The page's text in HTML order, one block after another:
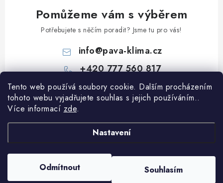
Tento web používá soubory cookie. Dalším procházením
tohoto webu vyjadřujete souhlas s jejich používáním..
Více informací zde.
Nastavení
Odmítnout Souhlasím
Pomůžeme vám s výběrem
Potřebujete s něčím poradit? Jsme tu pro vás!
info@pava-klima.cz
+420 777 560 817
Informace pro vás
Podmínky ochrany osobních údajů
Vytvořil Shoptet
Copyright 2026PaVa-klima.cz . Všechna práva vyhrazena.